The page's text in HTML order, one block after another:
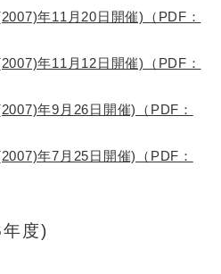
年11月20日開催)（PDF：
年11月12日開催)（PDF：
年9月26日開催)（PDF：
年7月25日開催)（PDF：
度)